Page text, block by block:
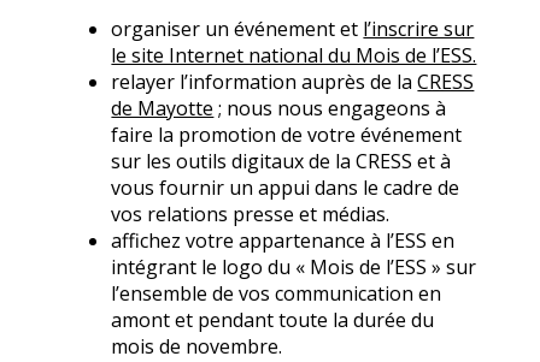
organiser un événement et l’inscrire sur
le site Internet national du Mois de l’ESS.
relayer l’information auprès de laCRESS
de Mayotte ; nous nous engageons à
faire la promotion de votre événement
sur les outils digitaux de la CRESS et à
vous fournir un appui dans le cadre de
vos relations presse et médias.
affichez votre appartenance à l’ESS en
intégrant le logo du « Mois de l’ESS » sur
l’ensemble de vos communication en
amont et pendant toute la durée du
mois de novembre.